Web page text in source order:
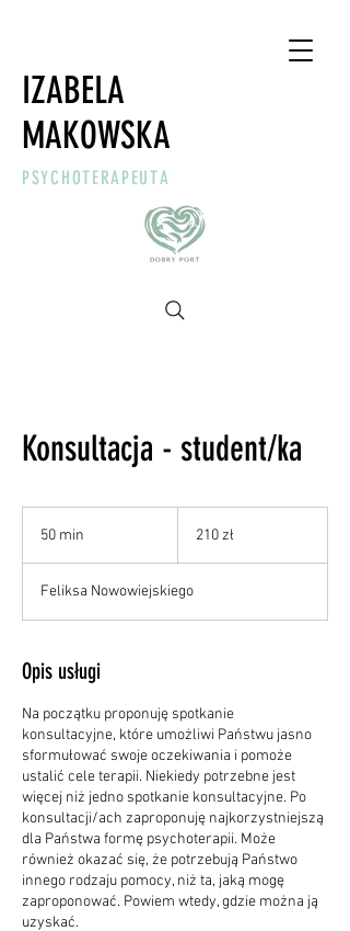
IZABELA
MAKOWSKA
PSYCHOTERAPEUTA
Konsultacja - student/ka
50 min
i
n
polskich
210 zł
Feliksa Nowowiejskiego
Opis usługi
Na początku proponuję spotkanie
konsultacyjne, które umożliwi Państwu jasno
sformułować swoje oczekiwania i pomoże
ustalić cele terapii. Niekiedy potrzebne jest
więcej niż jedno spotkanie konsultacyjne. Po
konsultacji/ach zaproponuję najkorzystniejszą
dla Państwa formę psychoterapii. Może
również okazać się, że potrzebują Państwo
innego rodzaju pomocy, niż ta, jaką mogę
zaproponować. Powiem wtedy, gdzie można ją
uzyskać.